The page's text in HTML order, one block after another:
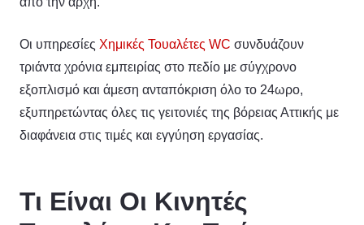
Οι υπηρεσίες Χημικές Τουαλέτες WC συνδυάζουν
τριάντα χρόνια εμπειρίας στο πεδίο με σύγχρονο
εξοπλισμό και άμεση ανταπόκριση όλο το 24ωρο,
εξυπηρετώντας όλες τις γειτονιές της βόρειας Αττικής με
διαφάνεια στις τιμές και εγγύηση εργασίας.
Τι Είναι Οι Κινητές